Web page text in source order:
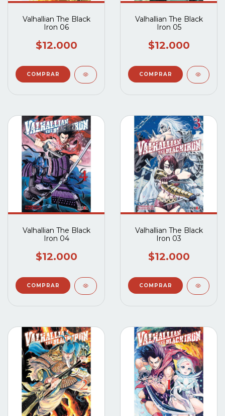
Valhallian The Black
Iron 06
$12.000
Valhallian The Black
Iron 05
$12.000
Valhallian The Black
Iron 04
$12.000
Valhallian The Black
Iron 03
$12.000